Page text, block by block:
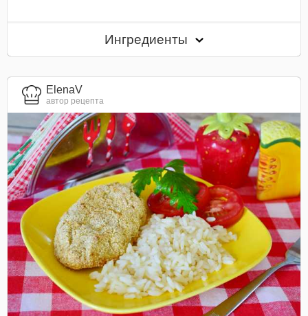
Ингредиенты
ElenaV
автор рецепта